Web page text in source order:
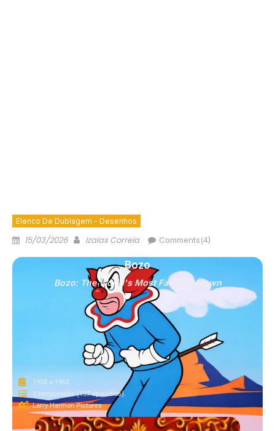
Elenco De Dublagem - Desenhos
15/03/2026 Izaías Correia Comments(4)
Bozo: The World's Most Famous Clown
Bozo
1958 a 1962
3 temporadas (157 episódios).
Larry Harmon Pictures